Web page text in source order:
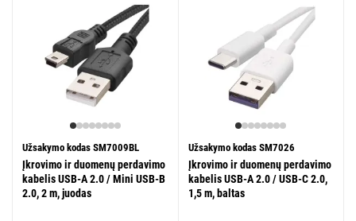
Užsakymo kodas SM7009BL
Įkrovimo ir duomenų perdavimo
kabelis USB-A 2.0 / Mini USB-B
2.0, 2 m, juodas
Užsakymo kodas SM7026
Įkrovimo ir duomenų perdavimo
kabelis USB-A 2.0 / USB-C 2.0,
1,5 m, baltas